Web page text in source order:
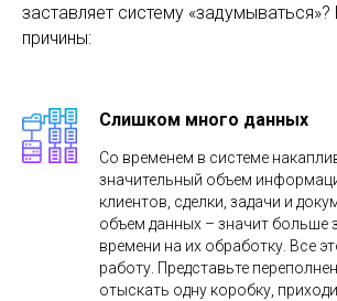
заставляет систему
причины:
Слишком много данных
Со временем в системе
значительный объем
клиентов, сделки, задачи и
объем данных – значит больше
времени на их обработку. Все
работу. Представьте
отыскать одну коробку,